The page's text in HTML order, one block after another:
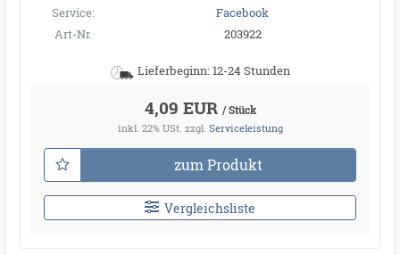
Service:
Facebook
Art-Nr.
203922
Lieferbeginn: 12-24 Stunden
4,09 EUR / Stück
inkl. 22% USt. zzgl. Serviceleistung
zum Produkt
Vergleichsliste